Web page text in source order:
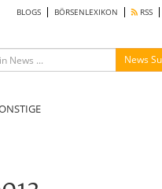
BLOGS BÖRSENLEXIKON RSS
News